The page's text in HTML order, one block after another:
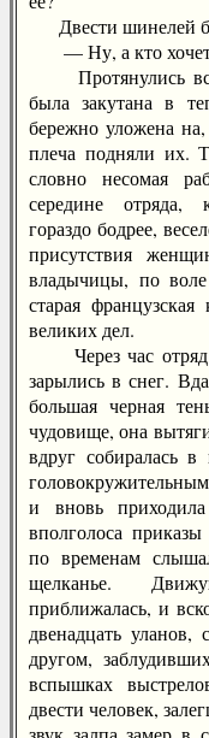
Двести шинелей
— Ну, а кто хочет
Протянулись
была закутана в
бережно уложена
плеча подняли их.
словно несомая
середине отряда,
гораздо бодрее,
присутствия
владычицы, по
старая
великих дел.
Через час отряд
зарылись в снег.
большая черная
чудовище, она
вдруг собиралась
и вновь
вполголоса
по временам
щелканье.
приближалась, и
двенадцать уланов,
другом,
вспышках
двести человек,